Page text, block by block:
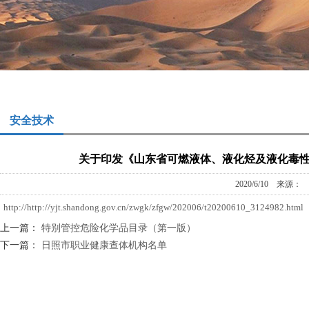
安全技术
关于印发《山东省可燃液体、液化烃及液化毒
2020/6/10 来源：
http://http://yjt.shandong.gov.cn/zwgk/zfgw/202006/t20200610_3124982.html
上一篇： 特别管控危险化学品目录（第一版）
下一篇：
日照市职业健康查体机构名单